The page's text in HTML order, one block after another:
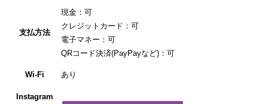
支払方法
現金：可
クレジットカード：可
電子マネー：可
QRコード決済(PayPayなど)：可
Wi-Fi あり
Instagram